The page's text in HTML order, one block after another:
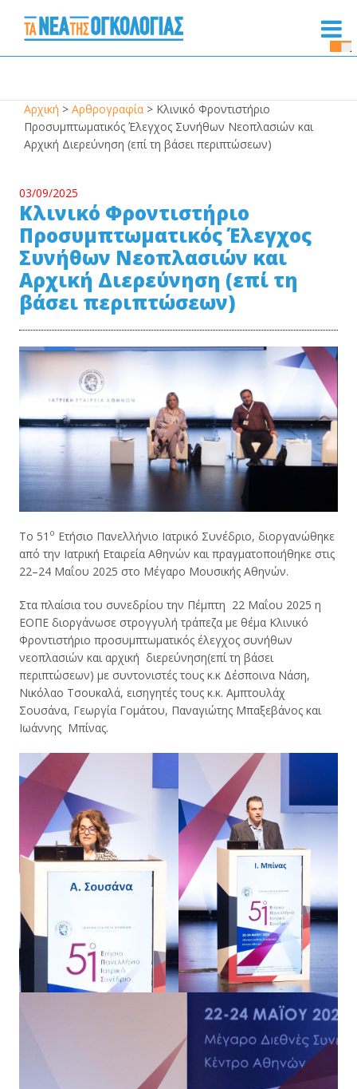
Αρχική > Αρθρογραφία > Κλινικό Φροντιστήριο
Προσυμπτωματικός Έλεγχος Συνήθων Νεοπλασιών και
Αρχική Διερεύνηση (επί τη βάσει περιπτώσεων)
03/09/2025
Κλινικό Φροντιστήριο
Προσυμπτωματικός Έλεγχος
Συνήθων Νεοπλασιών και
Αρχική Διερεύνηση (επί τη
βάσει περιπτώσεων)
Το 51 ο Ετήσιο Πανελλήνιο Ιατρικό Συνέδριο, διοργανώθηκε
από την Ιατρική Εταιρεία Αθηνών και πραγματοποιήθηκε στις
22–24 Μαΐου 2025 στο Μέγαρο Μουσικής Αθηνών.
Στα πλαίσια του συνεδρίου την Πέμπτη 22 Μαΐου 2025 η
ΕΟΠΕ διοργάνωσε στρογγυλή τράπεζα με θέμα Κλινικό
Φροντιστήριο προσυμπτωματικός έλεγχος συνήθων
νεοπλασιών και αρχική διερεύνηση(επί τη βάσει
περιπτώσεων) με συντονιστές τους κ.κ Δέσποινα Νάση,
Νικόλαο Τσουκαλά, εισηγητές τους κ.κ. Αμπτουλάχ
Σουσάνα, Γεωργία Γομάτου, Παναγιώτης Μπαξεβάνος και
Ιωάννης Μπίνας.